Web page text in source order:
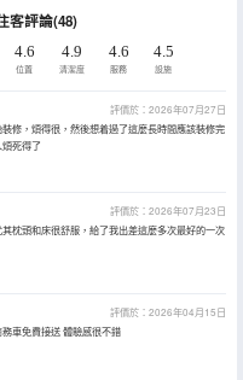
客評論(48)
4.6
位置
4.9
清潔度
4.6
服務
4.5
設施
評價於：2026年07月27日
修，煩得很，然後想着過了這麼長時間應該裝修完
死得了
評價於：2026年07月23日
枕頭和床很舒服，給了我出差這麼多次最好的一次
評價於：2026年04月15日
車免費接送 體驗感很不錯